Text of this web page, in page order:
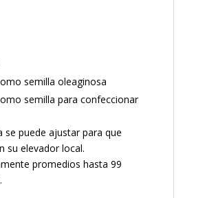
semilla oleaginosa
semilla para confeccionar
se puede ajustar para que
su elevador local.
promedios hasta 99